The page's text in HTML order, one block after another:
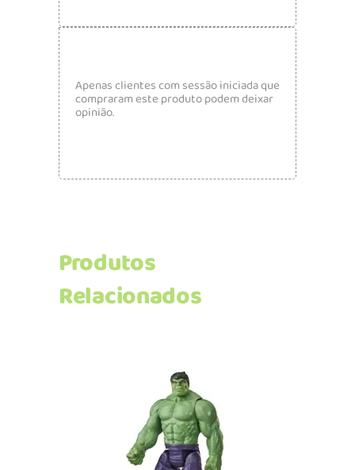
Apenas clientes com sessão iniciada que
compraram este produto podem deixar
opinião.
Produtos
Relacionados
Adicionar